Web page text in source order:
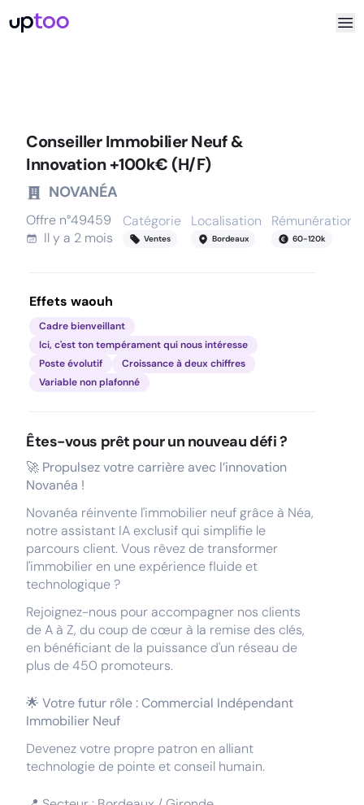
Conseiller Immobilier Neuf &
Innovation +100k€ (H/F)
NOVANÉA
Offre n°49459
Il y a 2 mois
Catégorie
Ventes
Localisation
Bordeaux
Rémunération
60-120k
Effets waouh
Cadre bienveillant
Ici, c'est ton tempérament qui nous intéresse
Poste évolutif
Croissance à deux chiffres
Variable non plafonné
Êtes-vous prêt pour un nouveau défi ?
🚀 Propulsez votre carrière avec l’innovation
Novanéa !
Novanéa réinvente l'immobilier neuf grâce à Néa,
notre assistant IA exclusif qui simplifie le
parcours client. Vous rêvez de transformer
l'immobilier en une expérience fluide et
technologique ?
Rejoignez-nous pour accompagner nos clients
de A à Z, du coup de cœur à la remise des clés,
en bénéficiant de la puissance d'un réseau de
plus de 450 promoteurs.
🌟 Votre futur rôle : Commercial Indépendant
Immobilier Neuf
Devenez votre propre patron en alliant
technologie de pointe et conseil humain.